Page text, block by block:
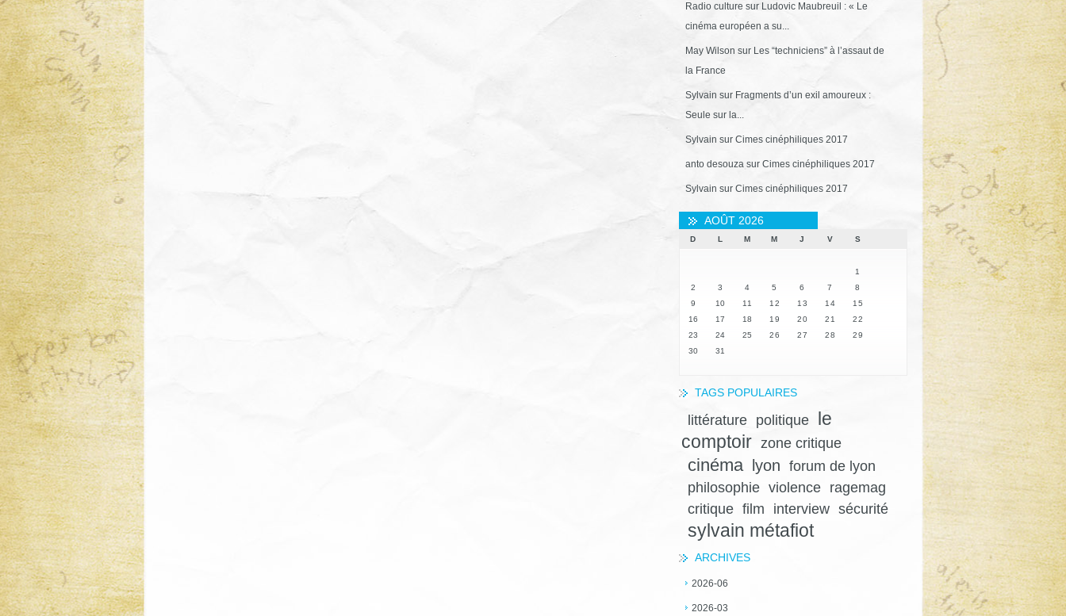
Radio culture sur Ludovic Maubreuil : « Le
cinéma européen a su...
May Wilson sur Les “techniciens” à l’assaut de
la France
Sylvain sur Fragments d’un exil amoureux :
Seule sur la...
Sylvain sur Cimes cinéphiliques 2017
anto desouzasur Cimes cinéphiliques 2017
Sylvain sur Cimes cinéphiliques 2017
AOÛT 2026
D L M M J V S
1
2
3 4 5 6 7
8
9
10 11 12 13 14
15
16
17 18 19 20 21
22
23
24 25 26 27 28
29
30
31
TAGS POPULAIRES
littérature politique
le
comptoir zone critique
cinéma lyon forum de lyon
philosophie violence
ragemag
critique film interview sécurité
sylvain métafiot
ARCHIVES
2026-06
2026-03